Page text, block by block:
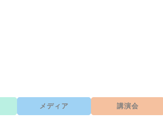
メディア 講演会